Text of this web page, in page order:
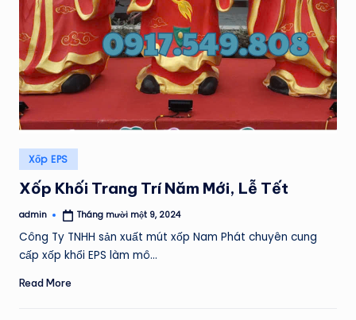
Posted
in
Xốp EPS
Xốp Khối Trang Trí Năm Mới, Lễ Tết
Posted
admin Tháng mười một 9, 2024
Công Ty TNHH sản xuất mút xốp Nam Phát chuyên cung
cấp xốp khổi EPS làm mô…
Read More